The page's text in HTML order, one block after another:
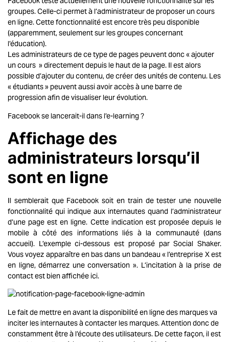
groupes. Celle-ci permet à l’administrateur de proposer un cours
en ligne. Cette fonctionnalité est encore très peu disponible
(apparemment, seulement sur les groupes concernant
l’éducation).
Les administrateurs de ce type de pages peuvent donc « ajouter
un cours » directement depuis le haut de la page. Il est alors
possible d’ajouter du contenu, de créer des unités de contenu. Les
« étudiants » peuvent aussi avoir accès à une barre de
progression afin de visualiser leur évolution.
Facebook se lancerait-il dans l’e-learning ?
Affichage des
administrateurs lorsqu’il
sont en ligne
Il semblerait que Facebook soit en train de tester une nouvelle
fonctionnalité qui indique aux internautes quand l’administrateur
d’une page est en ligne. Cette indication est proposée depuis le
mobile à côté des informations liés à la communauté (dans
accueil). L’exemple ci-dessous est proposé par Social Shaker.
Vous voyez apparaître en bas dans un bandeau « l’entreprise X est
en ligne, démarrez une conversation ». L’incitation à la prise de
contact est bien affichée ici.
Le fait de mettre en avant la disponibilité en ligne des marques va
inciter les internautes à contacter les marques. Attention donc de
constamment être à l’écoute des utilisateurs. De cette façon, il est